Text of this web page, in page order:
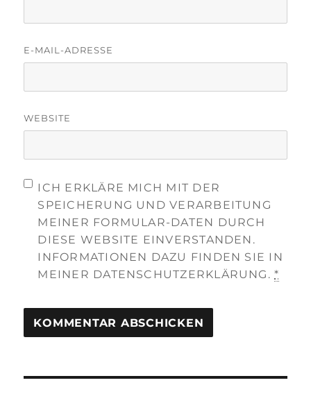
E-MAIL-ADRESSE
WEBSITE
ICH ERKLÄRE MICH MIT DER
SPEICHERUNG UND VERARBEITUNG
MEINER FORMULAR-DATEN DURCH
DIESE WEBSITE EINVERSTANDEN.
INFORMATIONEN DAZU FINDEN SIE IN
MEINER DATENSCHUTZERKLÄRUNG.*